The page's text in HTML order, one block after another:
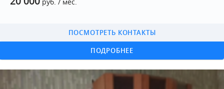
ПОДРОБНЕЕ
ПОСМОТРЕТЬ КОНТАКТЫ